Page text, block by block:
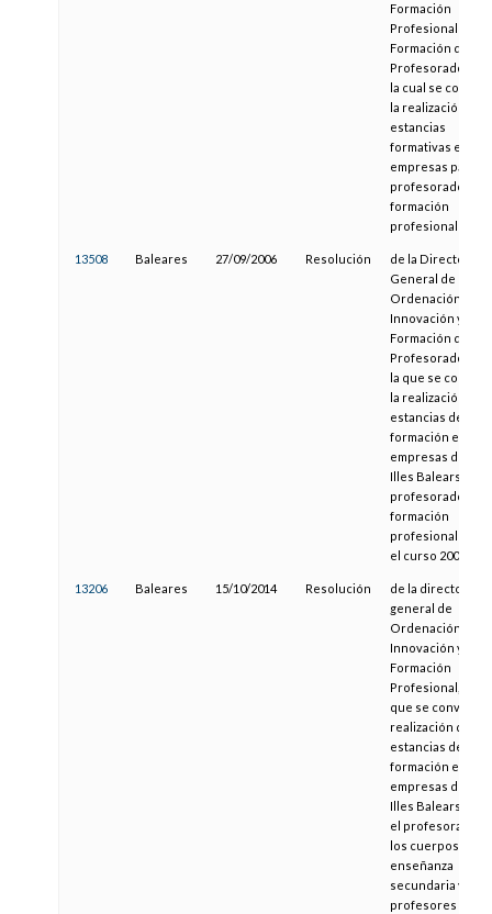
Formación
Profesional y
Formación del
Profesorado por
la cual se
la realización de
estancias
formativas en
empresas para el
profesorado de
formación
profesional
13508 Baleares 27/09/2006 Resolución
de la Directora
General de
Ordenación,
Innovación y
Formación del
Profesorado, por
la que se convoca
la realización de
estancias de
formación en
empresas de las
Illes Balears del
profesorado de
formación
profesional para
el curso 2006/
13206 Baleares 15/10/2014 Resolución
de la directora
general de
Ordenación,
Innovación y
Formación
Profesional, por
que se convoca la
realización de
estancias de
formación en
empresas de las
Illes Balears para
el profesorado
los cuerpos de
enseñanza
secundaria y
profesores